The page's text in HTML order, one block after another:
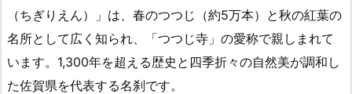
（ちぎりえん）」は、春のつつじ（約5万本）と秋の紅葉の
名所として広く知られ、「つつじ寺」の愛称で親しまれて
います。1,300年を超える歴史と四季折々の自然美が調和し
た佐賀県を代表する名刹です。